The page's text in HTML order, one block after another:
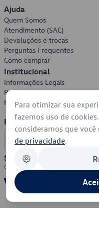
Ajuda
Quem Somos
Atendimento (SAC)
Devoluções e trocas
Perguntas Frequentes
Como comprar
Institucional
Informações Legais
Política de Privacidade
Política de Cookies
Formas de Pagamento
Segurança
Para otimizar sua
fazemos uso de
consideramos que
de privacidade.